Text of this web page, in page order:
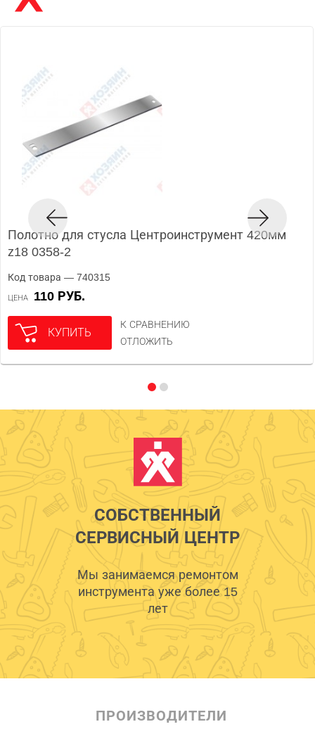
Полотно для стусла Центроинструмент 420мм
z18 0358-2
Код товара — 740315
ЦЕНА 110 РУБ.
КУПИТЬ
К СРАВНЕНИЮ
ОТЛОЖИТЬ
СОБСТВЕННЫЙ
СЕРВИСНЫЙ ЦЕНТР
Мы занимаемся ремонтом
инструмента уже более 15
лет
ПРОИЗВОДИТЕЛИ